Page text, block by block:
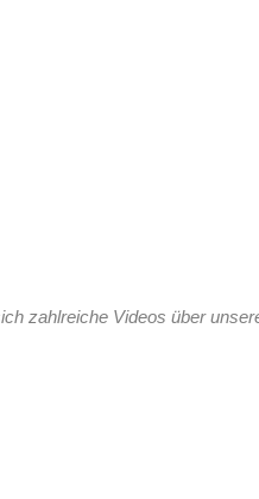
zahlreiche Videos über